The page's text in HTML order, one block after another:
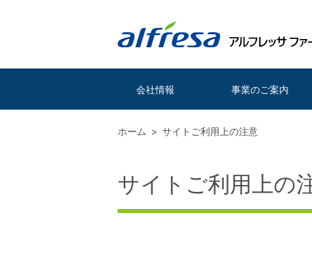
会社情報 事業のご案内
ホーム サイトご利用上の注意
サイトご利用上の